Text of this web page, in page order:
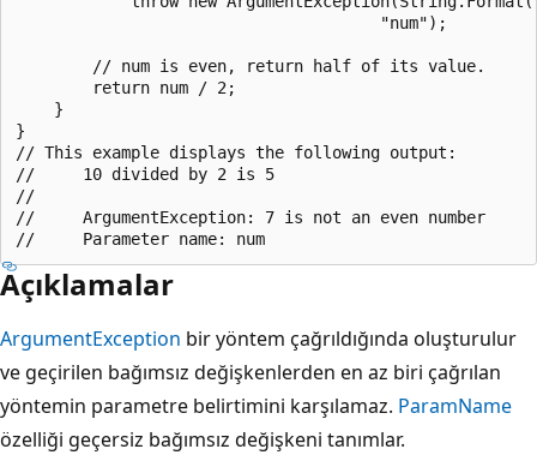
                                      "num");
        // num is even, return half of its value.
        return num / 2;
    }
}
// This example displays the following output:
//     10 divided by 2 is 5
//
//     ArgumentException: 7 is not an even number
Açıklamalar
ArgumentException bir yöntem çağrıldığında oluşturulur
ve geçirilen bağımsız değişkenlerden en az biri çağrılan
yöntemin parametre belirtimini karşılamaz. ParamName
özelliği geçersiz bağımsız değişkeni tanımlar.